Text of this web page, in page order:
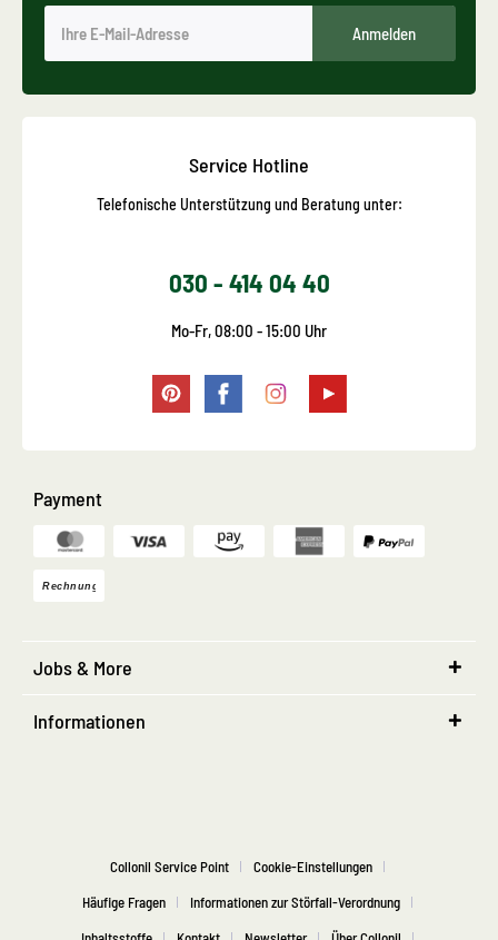
Anmelden
Service Hotline
Telefonische Unterstützung und Beratung unter:
030 - 414 04 40
Mo-Fr, 08:00 - 15:00 Uhr
Payment
Jobs & More
Informationen
Collonil Service Point
Cookie-Einstellungen
Häufige Fragen
Informationen zur Störfall-Verordnung